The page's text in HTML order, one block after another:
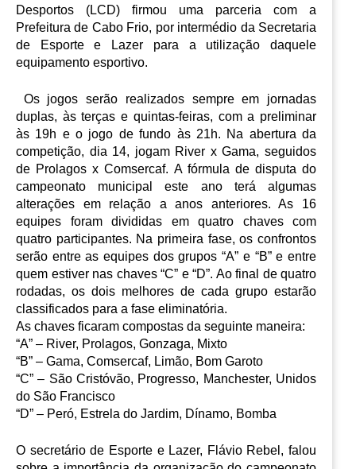
Desportos (LCD) firmou uma parceria com a
Prefeitura de Cabo Frio, por intermédio da Secretaria
de Esporte e Lazer para a utilização daquele
equipamento esportivo.
duplas, às terças e quintas-feiras, com a preliminar
às 19h e o jogo de fundo às 21h. Na abertura da
competição, dia 14, jogam River x Gama, seguidos
de Prolagos x Comsercaf. A fórmula de disputa do
campeonato municipal este ano terá algumas
alterações em relação a anos anteriores. As 16
equipes foram divididas em quatro chaves com
quatro participantes. Na primeira fase, os confrontos
serão entre as equipes dos grupos “A” e “B” e entre
quem estiver nas chaves “C” e “D”. Ao final de quatro
rodadas, os dois melhores de cada grupo estarão
classificados para a fase eliminatória.
As chaves ficaram compostas da seguinte maneira:
“A” – River, Prolagos, Gonzaga, Mixto
“B” – Gama, Comsercaf, Limão, Bom Garoto
“C” – São Cristóvão, Progresso, Manchester, Unidos
do São Francisco
“D” – Peró, Estrela do Jardim, Dínamo, Bomba
O secretário de Esporte e Lazer, Flávio Rebel, falou